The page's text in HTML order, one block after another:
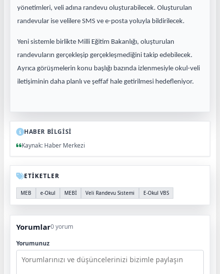
yönetimleri, veli adına randevu oluşturabilecek. Oluşturulan
randevular ise velilere SMS ve e-posta yoluyla bildirilecek.
Yeni sistemle birlikte Milli Eğitim Bakanlığı, oluşturulan
randevuların gerçekleşip gerçekleşmediğini takip edebilecek.
Ayrıca görüşmelerin konu başlığı bazında izlenmesiyle okul-veli
iletişiminin daha planlı ve şeffaf hale getirilmesi hedefleniyor.
HABER BİLGİSİ
Kaynak: Haber Merkezi
ETİKETLER
MEB e-Okul MEBİ Veli Randevu Sistemi E-Okul VBS
Yorumlar0 yorum
Yorumunuz